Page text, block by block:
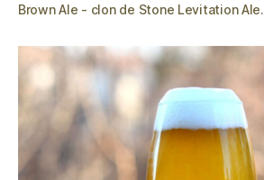
Brown Ale - clon de Stone Levitation Ale.